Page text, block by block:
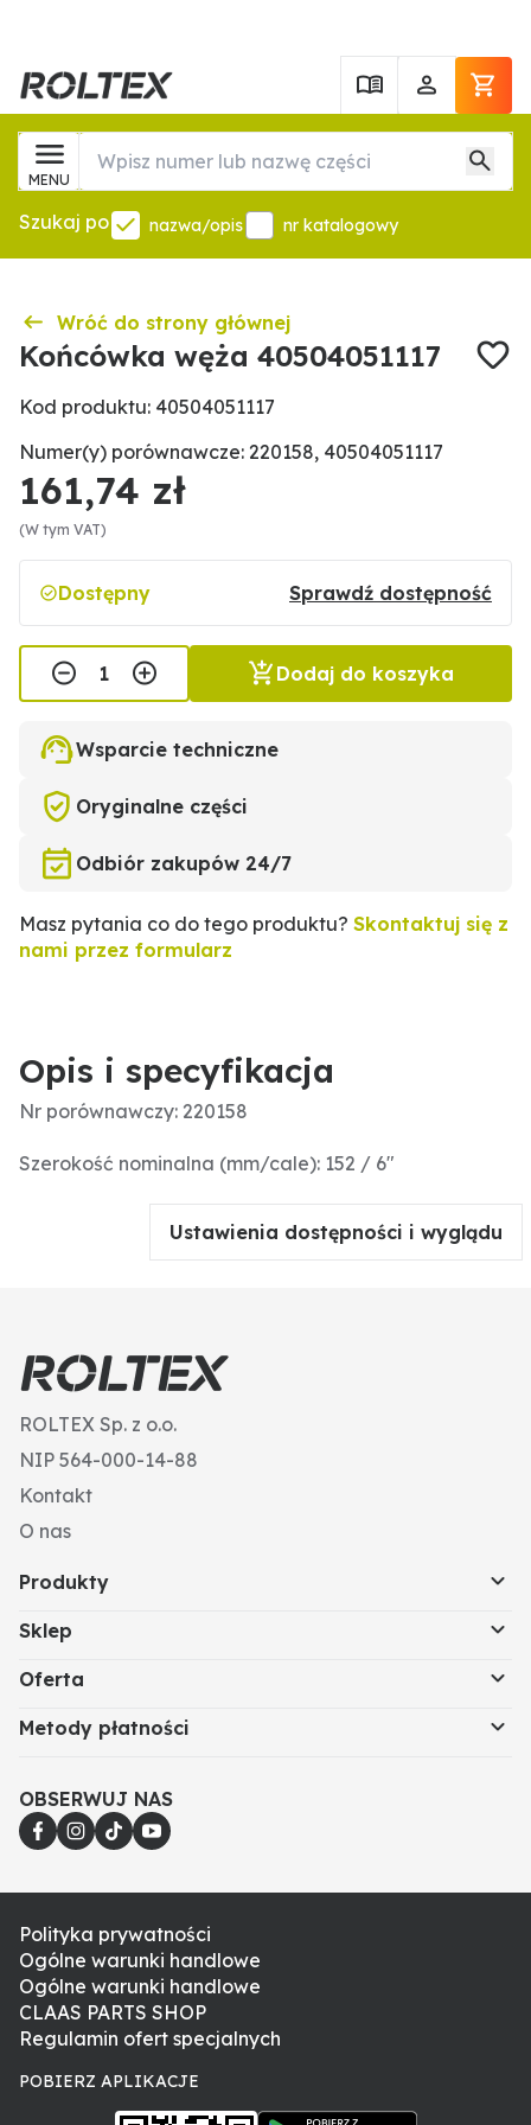
MENU
Szukaj po nazwa/opis nr katalogowy
Wróć do strony głównej
Końcówka węża 40504051117
Kod produktu: 40504051117
Numer(y) porównawcze: 220158, 40504051117
161,74 zł
(W tym VAT)
Dostępny Sprawdź dostępność
Dodaj do koszyka
Wsparcie techniczne
Oryginalne części
Odbiór zakupów 24/7
Masz pytania co do tego produktu? Skontaktuj się z
nami przez formularz
Opis i specyfikacja
Nr porównawczy: 220158
Szerokość nominalna (mm/cale): 152 / 6"
Ustawienia dostępności i wyglądu
ROLTEX Sp. z o.o.
NIP 564-000-14-88
Kontakt
O nas
Produkty
Sklep
Oferta
Metody płatności
OBSERWUJ NAS
Polityka prywatności
Ogólne warunki handlowe
Ogólne warunki handlowe
CLAAS PARTS SHOP
Regulamin ofert specjalnych
POBIERZ APLIKACJE